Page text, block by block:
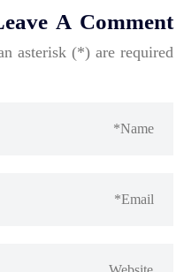
A Comment
asterisk (*) are required